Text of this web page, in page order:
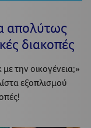
απολύτως
διακοπές
την οικογένεια;»
εξοπλισμού